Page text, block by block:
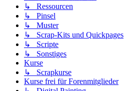
↳ Ressourcen
↳ Pinsel
↳ Muster
↳ Scrap-Kits und Quickpages
↳ Scripte
↳ Sonstiges
Kurse
↳ Scrapkurse
Kurse frei für Forenmitglieder